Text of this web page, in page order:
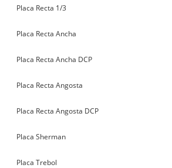
Placa Recta 1/3
Placa Recta Ancha
Placa Recta Ancha DCP
Placa Recta Angosta
Placa Recta Angosta DCP
Placa Sherman
Placa Trebol